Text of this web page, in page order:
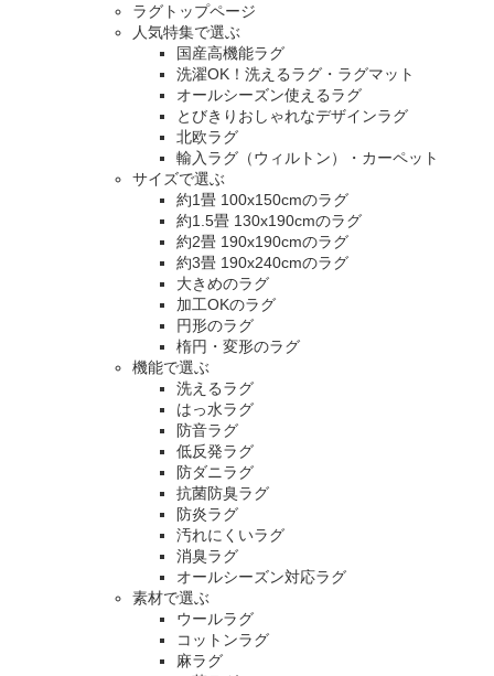
ラグトップページ
人気特集で選ぶ
国産高機能ラグ
洗濯OK！洗えるラグ・ラグマット
オールシーズン使えるラグ
とびきりおしゃれなデザインラグ
北欧ラグ
輸入ラグ（ウィルトン）・カーペット
サイズで選ぶ
約1畳 100x150cmのラグ
約1.5畳 130x190cmのラグ
約2畳 190x190cmのラグ
約3畳 190x240cmのラグ
大きめのラグ
加工OKのラグ
円形のラグ
楕円・変形のラグ
機能で選ぶ
洗えるラグ
はっ水ラグ
防音ラグ
低反発ラグ
防ダニラグ
抗菌防臭ラグ
防炎ラグ
汚れにくいラグ
消臭ラグ
オールシーズン対応ラグ
素材で選ぶ
ウールラグ
コットンラグ
麻ラグ